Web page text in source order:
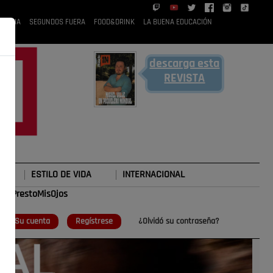
RUBIA SEGUNDOS FUERA FOOD&DRINK LA BUENA EDUCACIÓN
descarga esta
REVISTA
ESTILO DE VIDA INTERNACIONAL
Su cuenta Regístrese ¿Olvidó su contraseña?